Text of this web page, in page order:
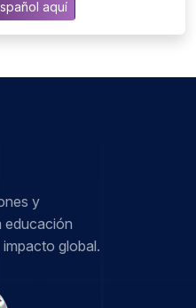
aquí
y
educación
global.